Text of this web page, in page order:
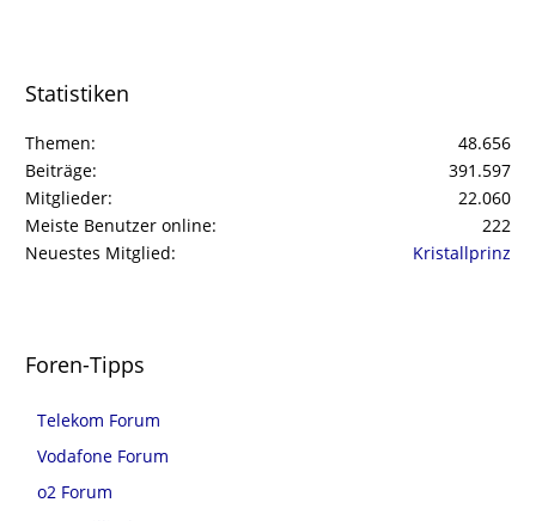
Statistiken
Themen
48.656
Beiträge
391.597
Mitglieder
22.060
Meiste Benutzer online
222
Neuestes Mitglied
Kristallprinz
Foren-Tipps
Telekom Forum
Vodafone Forum
o2 Forum